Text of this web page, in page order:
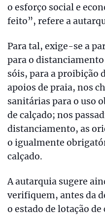
o esforço social e
feito”, refere a
Para tal, exige-se a
para o
sóis, para a proibição
apoios de praia, nos
sanitárias para o uso
de calçado; nos
distanciamento, as
o igualmente
calçado.
A autarquia sugere
verifiquem, antes da
o estado de lotação